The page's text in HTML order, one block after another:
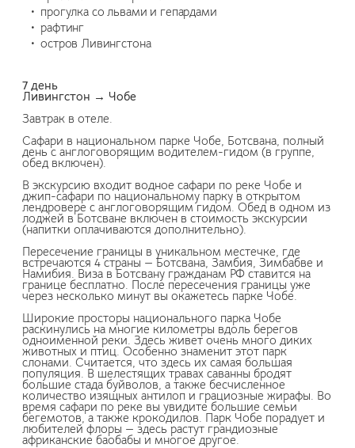
прогулка со львами и гепардами
рафтинг
остров Ливингстона
7 день
Ливингстон → Чобе
Завтрак в отеле.
Сафари в национальном парке Чобе, Ботсвана, полный
день с англоговорящим водителем-гидом (в группе,
обед включен).
В экскурсию входит водное сафари по реке Чобе и
джип-сафари по национальному парку в открытом
лендровере с англоговорящим гидом. Обед в одном из
лоджей в Ботсване включен в стоимость экскурсии
(напитки оплачиваются дополнительно).
Пересечение границы в уникальном местечке, где
встречаются 4 страны — Ботсвана, Замбия, Зимбабве и
Намибия. Виза в Ботсвану гражданам РФ ставится на
границе бесплатно. После пересечения границы уже
через несколько минут вы окажетесь парке Чобе.
Широкие просторы национального парка Чобе
раскинулись на многие километры вдоль берегов
одноименной реки. Здесь живет очень много диких
животных и птиц. Особенно знаменит этот парк
слонами. Считается, что здесь их самая большая
популяция. В шелестящих травах саванны бродят
большие стада буйволов, а также бесчисленное
количество изящных антилоп и грациозные жирафы. Во
время сафари по реке вы увидите большие семьи
бегемотов, а также крокодилов. Парк Чобе порадует и
любителей флоры — здесь растут грандиозные
африканские баобабы и многое другое.